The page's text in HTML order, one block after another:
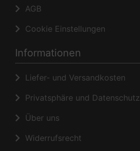
AGB
Cookie Einstellungen
Informationen
Liefer- und Versandkosten
Privatsphäre und Datenschutz
Über uns
Widerrufsrecht